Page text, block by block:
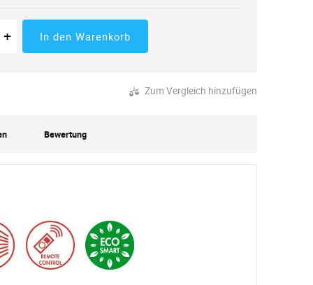
Menge
+ In den Warenkorb
Zum Vergleich hinzufügen
Bewertung